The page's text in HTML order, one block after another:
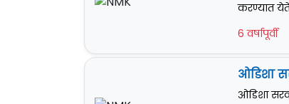
करण्यात येते
6 वर्षापूर्वी
ओडिशा
ओडिशा